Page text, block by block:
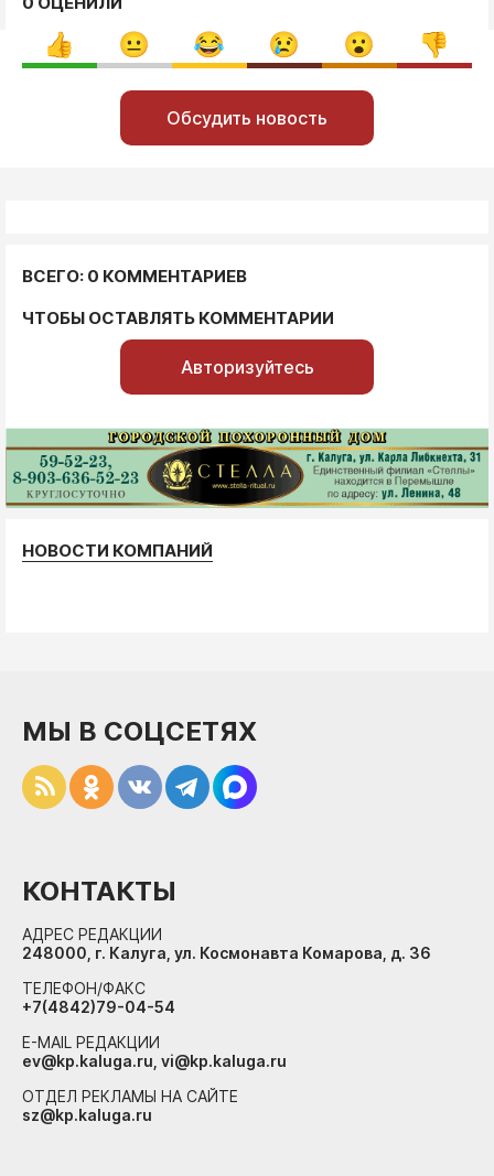
Обсудить новость
ВСЕГО: 0 КОММЕНТАРИЕВ
ЧТОБЫ ОСТАВЛЯТЬ КОММЕНТАРИИ
Авторизуйтесь
НОВОСТИ КОМПАНИЙ
МЫ В СОЦСЕТЯХ
КОНТАКТЫ
АДРЕС РЕДАКЦИИ
248000, г. Калуга, ул. Космонавта Комарова, д. 36
ТЕЛЕФОН/ФАКС
+7(4842)79-04-54
E-MAIL РЕДАКЦИИ
ev@kp.kaluga.ru, vi@kp.kaluga.ru
ОТДЕЛ РЕКЛАМЫ НА САЙТЕ
sz@kp.kaluga.ru